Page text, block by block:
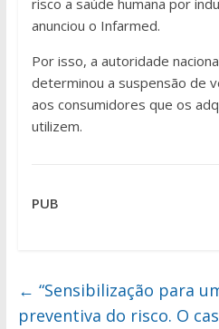
risco a saúde humana por
anunciou o Infarmed.
Por isso, a autoridade
determinou a suspensão de
aos consumidores que os
utilizem.
PUB
← “Sensibilização para
preventiva do risco. O